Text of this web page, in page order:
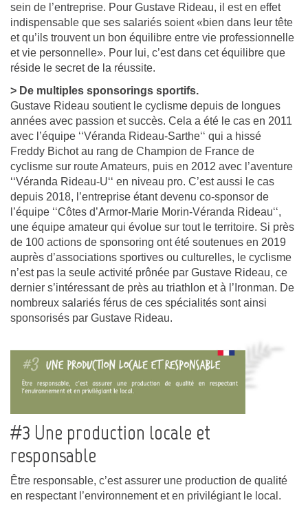
sein de l’entreprise. Pour Gustave Rideau, il est en effet
indispensable que ses salariés soient «bien dans leur tête
et qu’ils trouvent un bon équilibre entre vie professionnelle
et vie personnelle». Pour lui, c’est dans cet équilibre que
réside le secret de la réussite.
> De multiples sponsorings sportifs.
Gustave Rideau soutient le cyclisme depuis de longues
années avec passion et succès. Cela a été le cas en 2011
avec l’équipe ‘‘Véranda Rideau-Sarthe‘‘ qui a hissé
Freddy Bichot au rang de Champion de France de
cyclisme sur route Amateurs, puis en 2012 avec l’aventure
‘‘Véranda Rideau-U‘‘ en niveau pro. C’est aussi le cas
depuis 2018, l’entreprise étant devenu co-sponsor de
l’équipe ‘‘Côtes d’Armor-Marie Morin-Véranda Rideau‘‘,
une équipe amateur qui évolue sur tout le territoire. Si près
de 100 actions de sponsoring ont été soutenues en 2019
auprès d’associations sportives ou culturelles, le cyclisme
n’est pas la seule activité prônée par Gustave Rideau, ce
dernier s’intéressant de près au triathlon et à l’Ironman. De
nombreux salariés férus de ces spécialités sont ainsi
sponsorisés par Gustave Rideau.
#3 Une production locale et
responsable
Être responsable, c’est assurer une production de qualité
en respectant l’environnement et en privilégiant le local.